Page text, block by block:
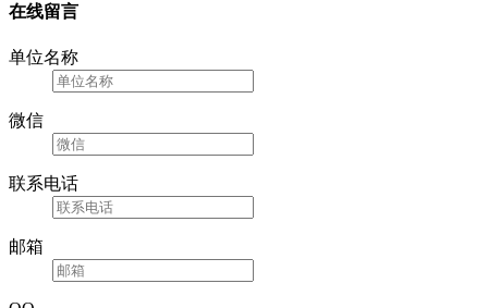
在线留言
单位名称
微信
联系电话
邮箱